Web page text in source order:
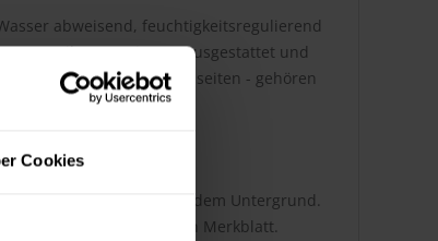
Cookies
abweisend, feuchtigkeitsregulierend
vor Mikroorganismen ausgestattet und
- auch deren Innenseiten - gehören
von der Auftragsart und dem Untergrund.
bitte dem technischen Merkblatt.